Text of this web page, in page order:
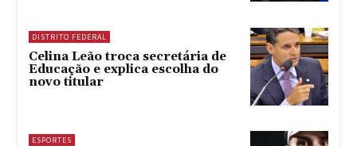
DISTRITO FEDERAL
Celina Leão troca secretária de
Educação e explica escolha do
novo titular
ESPORTES